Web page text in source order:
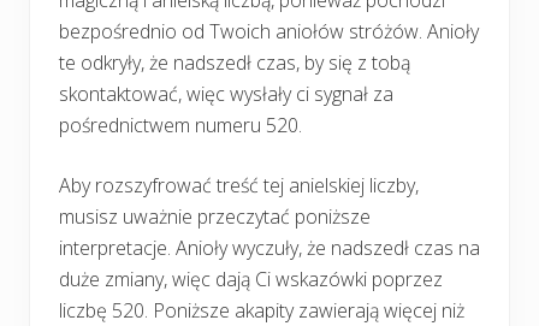
bezpośrednio od Twoich aniołów stróżów. Anioły
te odkryły, że nadszedł czas, by się z tobą
skontaktować, więc wysłały ci sygnał za
pośrednictwem numeru 520.
Aby rozszyfrować treść tej anielskiej liczby,
musisz uważnie przeczytać poniższe
interpretacje. Anioły wyczuły, że nadszedł czas na
duże zmiany, więc dają Ci wskazówki poprzez
liczbę 520. Poniższe akapity zawierają więcej niż